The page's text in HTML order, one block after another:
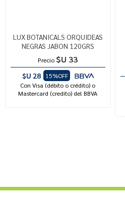
LUX BOTANICALS ORQUIDEAS
NEGRAS JABON 120GRS
Precio $U 33
$U 28
15%OFF
Con Visa (débito o crédito) o
Mastercard (credito) del BBVA